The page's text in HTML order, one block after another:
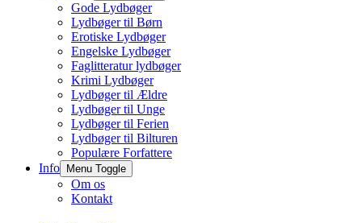
Gode Lydbøger
Lydbøger til Børn
Erotiske Lydbøger
Engelske Lydbøger
Faglitteratur lydbøger
Krimi Lydbøger
Lydbøger til Ældre
Lydbøger til Unge
Lydbøger til Ferien
Lydbøger til Bilturen
Populære Forfattere
Info
Menu Toggle
Om os
Kontakt